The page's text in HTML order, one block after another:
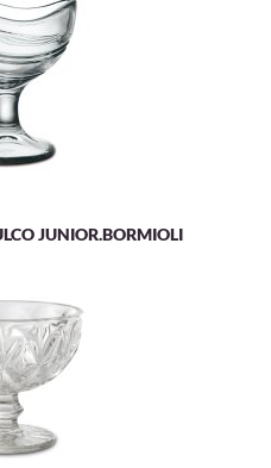
JUNIOR.BORMIOLI